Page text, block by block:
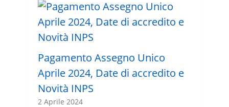
Pagamento Assegno Unico
Aprile 2024, Date di accredito e
Novità INPS
2 Aprile 2024